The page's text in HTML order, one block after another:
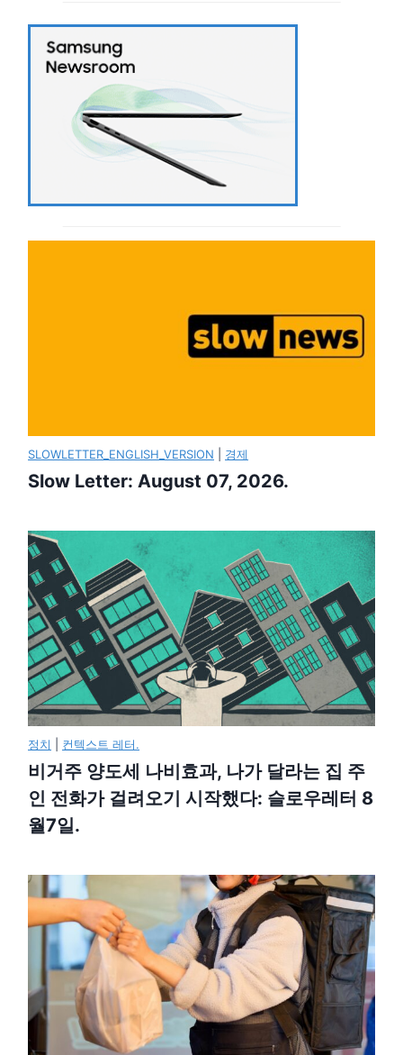
SLOWLETTER_ENGLISH_VERSION 경제
Slow Letter: August 07, 2026.
정치 컨텍스트 레터.
비거주 양도세 나비효과, 나가 달라는 집 주
인 전화가 걸려오기 시작했다: 슬로우레터 8
월7일.